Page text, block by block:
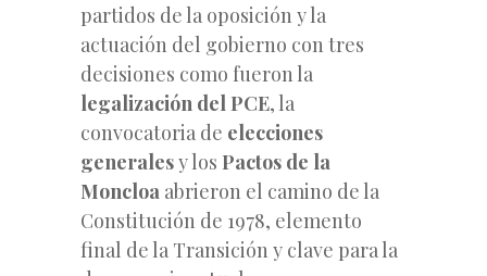
partidos de la oposición y la
actuación del gobierno con tres
decisiones como fueron la
legalización del PCE, la
convocatoria de elecciones
generalesy los Pactos de la
Moncloa abrieron el camino de la
Constitución de 1978, elemento
final de la Transición y clave para la